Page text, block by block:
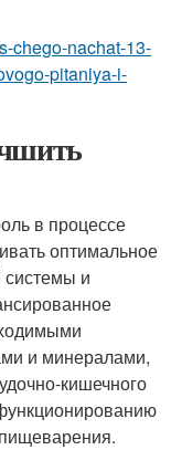
chego-nachat-13-
pitaniya-i-
в процессе
оптимальное
и
и минералами,
кишечного